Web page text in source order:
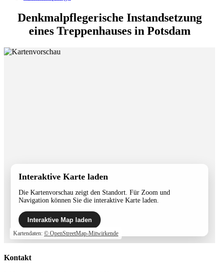
Denkmalpflegerische Instandsetzung
eines Treppenhauses in Potsdam
Interaktive Karte laden
Die Kartenvorschau zeigt den Standort. Für Zoom und
Navigation können Sie die interaktive Karte laden.
Interaktive Map laden
Kartendaten: © OpenStreetMap-Mitwirkende
Kontakt